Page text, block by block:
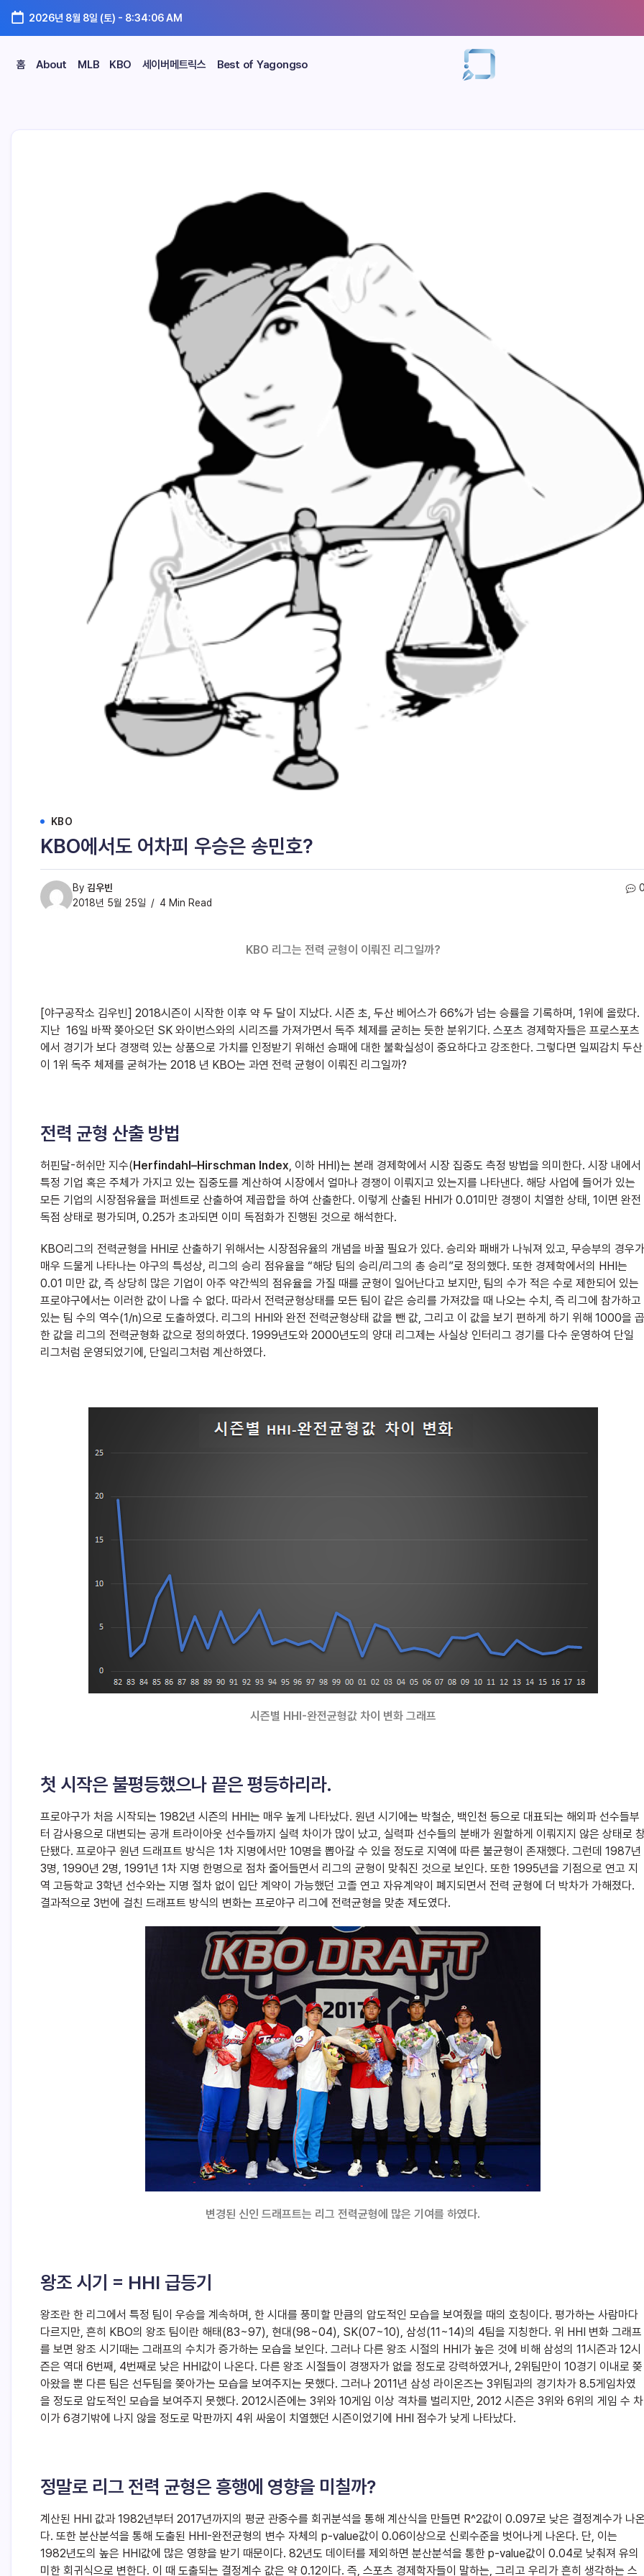
2026년 8월 8일 (토) - 8:34:07 AM
홈 About MLB KBO 세이버메트릭스 Best of Yagongso
KBO
KBO에서도 어차피 우승은 송민호?
By 김우빈
2018년 5월 25일
4 Min Read
KBO 리그는 전력 균형이 이뤄진 리그일까?
[야구공작소 김우빈] 2018시즌이 시작한 이후 약 두 달이 지났다. 시즌 초, 두산 베어스가 66%가 넘는 승률을 기록하며, 1위에 올랐다.
지난 16일 바짝 쫒아오던 SK 와이번스와의 시리즈를 가져가면서 독주 체제를 굳히는 듯한 분위기다. 스포츠 경제학자들은 프로스포츠
에서 경기가 보다 경쟁력 있는 상품으로 가치를 인정받기 위해선 승패에 대한 불확실성이 중요하다고 강조한다. 그렇다면 일찌감치 두산
이 1위 독주 체제를 굳혀가는 2018 년 KBO는 과연 전력 균형이 이뤄진 리그일까?
전력 균형 산출 방법
허핀달-허쉬만 지수( Herfindahl–Hirschman Index, 이하 HHI)는 본래 경제학에서 시장 집중도 측정 방법을 의미한다. 시장 내에서
특정 기업 혹은 주체가 가지고 있는 집중도를 계산하여 시장에서 얼마나 경쟁이 이뤄지고 있는지를 나타낸다. 해당 사업에 들어가 있는
모든 기업의 시장점유율을 퍼센트로 산출하여 제곱합을 하여 산출한다. 이렇게 산출된 HHI가 0.01미만 경쟁이 치열한 상태, 1이면 완전
독점 상태로 평가되며, 0.25가 초과되면 이미 독점화가 진행된 것으로 해석한다.
KBO리그의 전력균형을 HHI로 산출하기 위해서는 시장점유율의 개념을 바꿀 필요가 있다. 승리와 패배가 나눠져 있고, 무승부의 경우가
매우 드물게 나타나는 야구의 특성상, 리그의 승리 점유율을 “해당 팀의 승리/리그의 총 승리”로 정의했다. 또한 경제학에서의 HHI는
0.01 미만 값, 즉 상당히 많은 기업이 아주 약간씩의 점유율을 가질 때를 균형이 일어난다고 보지만, 팀의 수가 적은 수로 제한되어 있는
프로야구에서는 이러한 값이 나올 수 없다. 따라서 전력균형상태를 모든 팀이 같은 승리를 가져갔을 때 나오는 수치, 즉 리그에 참가하고
있는 팀 수의 역수(1/n)으로 도출하였다. 리그의 HHI와 완전 전력균형상태 값을 뺀 값, 그리고 이 값을 보기 편하게 하기 위해 1000을 곱
한 값을 리그의 전력균형화 값으로 정의하였다. 1999년도와 2000년도의 양대 리그제는 사실상 인터리그 경기를 다수 운영하여 단일
리그처럼 운영되었기에, 단일리그처럼 계산하였다.
시즌별 HHI-완전균형값 차이 변화 그래프
첫 시작은 불평등했으나 끝은 평등하리라.
프로야구가 처음 시작되는 1982년 시즌의 HHI는 매우 높게 나타났다. 원년 시기에는 박철순, 백인천 등으로 대표되는 해외파 선수들부
터 감사용으로 대변되는 공개 트라이아웃 선수들까지 실력 차이가 많이 났고, 실력파 선수들의 분배가 원할하게 이뤄지지 않은 상태로
단됐다. 프로야구 원년 드래프트 방식은 1차 지명에서만 10명을 뽑아갈 수 있을 정도로 지역에 따른 불균형이 존재했다. 그런데 1987년
3명, 1990년 2명, 1991년 1차 지명 한명으로 점차 줄어들면서 리그의 균형이 맞춰진 것으로 보인다. 또한 1995년을 기점으로 연고 지
역 고등학교 3학년 선수와는 지명 절차 없이 입단 계약이 가능했던 고졸 연고 자유계약이 폐지되면서 전력 균형에 더 박차가 가해졌다.
결과적으로 3번에 걸친 드래프트 방식의 변화는 프로야구 리그에 전력균형을 맞춘 제도였다.
변경된 신인 드래프트는 리그 전력균형에 많은 기여를 하였다.
왕조 시기 = HHI 급등기
왕조란 한 리그에서 특정 팀이 우승을 계속하며, 한 시대를 풍미할 만큼의 압도적인 모습을 보여줬을 때의 호칭이다. 평가하는 사람마다
다르지만, 흔히 KBO의 왕조 팀이란 해태(83~97), 현대(98~04), SK(07~10), 삼성(11~14)의 4팀을 지칭한다. 위 HHI 변화 그래프
를 보면 왕조 시기때는 그래프의 수치가 증가하는 모습을 보인다. 그러나 다른 왕조 시절의 HHI가 높은 것에 비해 삼성의 11시즌과 12시
즌은 역대 6번째, 4번째로 낮은 HHI값이 나온다. 다른 왕조 시절들이 경쟁자가 없을 정도로 강력하였거나, 2위팀만이 10경기 이내로 쫒
아왔을 뿐 다른 팀은 선두팀을 쫒아가는 모습을 보여주지는 못했다. 그러나 2011년 삼성 라이온즈는 3위팀과의 경기차가 8.5게임차였
을 정도로 압도적인 모습을 보여주지 못했다. 2012시즌에는 3위와 10게임 이상 격차를 벌리지만, 2012 시즌은 3위와 6위의 게임 수 차
이가 6경기밖에 나지 않을 정도로 막판까지 4위 싸움이 치열했던 시즌이었기에 HHI 점수가 낮게 나타났다.
정말로 리그 전력 균형은 흥행에 영향을 미칠까?
계산된 HHI 값과 1982년부터 2017년까지의 평균 관중수를 회귀분석을 통해 계산식을 만들면 R^2값이 0.097로 낮은 결정계수가 나
다. 또한 분산분석을 통해 도출된 HHI-완전균형의 변수 자체의 p-value값이 0.06이상으로 신뢰수준을 벗어나게 나온다. 단, 이는
1982년도의 높은 HHI값에 많은 영향을 받기 때문이다. 82년도 데이터를 제외하면 분산분석을 통한 p-value값이 0.04로 낮춰져 유의
미한 회귀식으로 변한다. 이 때 도출되는 결정계수 값은 약 0.12이다. 즉, 스포츠 경제학자들이 말하는, 그리고 우리가 흔히 생각하는 스